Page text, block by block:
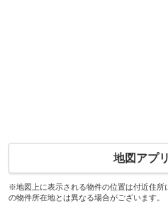
地図アプ
※地図上に表示される物件の位置は付近住所
の物件所在地とは異なる場合がございます。